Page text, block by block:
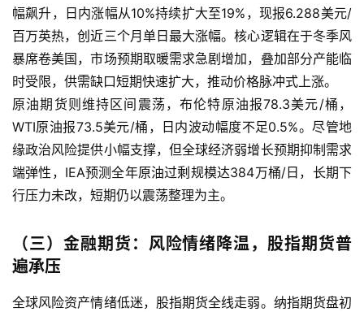
幅飙升，日内涨幅从10%持续扩大至19%，现报6.288美元/
百万英热，创近三个月单日最大涨幅。核心逻辑在于冬季风
暴席卷美国，市场预期取暖需求急剧增加，叠加部分产能临
时受限，供需缺口短期快速扩大，推动价格脉冲式上涨。
原油期货则维持区间震荡，布伦特原油报78.3美元/桶，
WTI原油报73.5美元/桶，日内波动幅度不足0.5%。尽管地
缘政治风险提供小幅支撑，但全球经济弱增长预期抑制需求
端弹性，IEA预测全年原油过剩规模达384万桶/日，长期下
行压力未改，短期仍以震荡整理为主。
（三）金融期货：风险情绪降温，股指期货普
遍承压
全球风险资产情绪低迷，股指期货全线走弱。纳指期货盘初